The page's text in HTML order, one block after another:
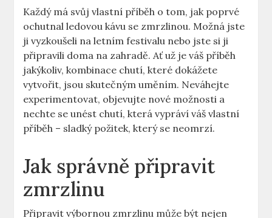
Každý má svůj vlastní příběh ⁣o tom, jak poprvé
ochutnal ledovou ‌kávu se zmrzlinou. Možná jste
ji vyzkoušeli na‌ letním festivalu nebo jste si ji
připravili doma na zahradě. Ať už je váš příběh
jakýkoliv,​ kombinace chutí,⁣ které dokážete
vytvořit, ⁢jsou skutečným uměním.‍ Neváhejte
‍experimentovat, objevujte‍ nové možnosti ⁢a
nechte se unést chutí, která⁤ vypráví váš vlastní
příběh⁢ – sladký požitek, který se neomrzí.
Jak správně ‍připravit
zmrzlinu
Připravit výbornou zmrzlinu může být​ nejen